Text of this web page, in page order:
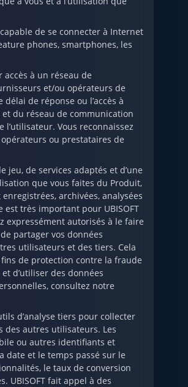
de se connecter à Internet
phones, smartphones, les
à un réseau de
et/ou opérateurs de
de réponse ou l’accès à
du réseau de communication
l’utilisateur. Vous reconnaissez
ou prestataires de
jeu, de services adaptés et d’une
que vous faites du Produit,
archivées, analysées
très important pour UBISOFT
expressément autorisés à le faire
partager vos données
utilisateurs et des tiers. Cela
de protection contre la fraude
d’utiliser des données
consultez notre
d’analyse tiers pour collecter
autres utilisateurs. Les
ou autres identifiants et
date et le temps passé sur le
le taux de conversion
UBISOFT fait appel à des